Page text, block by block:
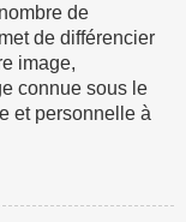
de
de différencier
image,
connue sous le
et personnelle à